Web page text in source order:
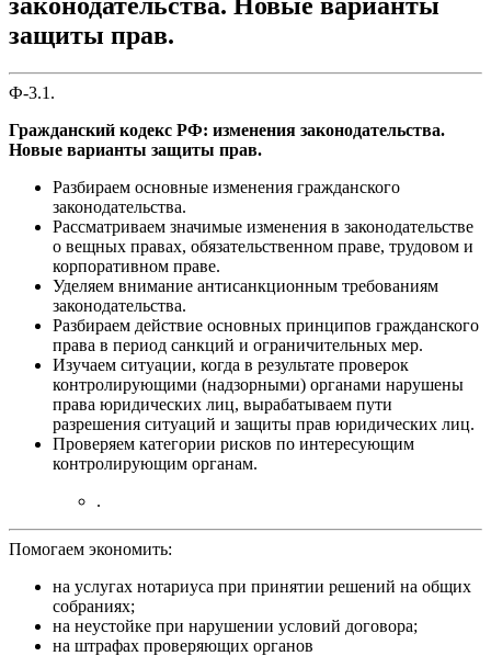
защиты прав.
Ф-3.1.
Гражданский кодекс РФ: изменения законодательства.
Новые варианты защиты прав.
Разбираем основные изменения гражданского
законодательства.
Рассматриваем значимые изменения в законодательстве
о вещных правах, обязательственном праве, трудовом и
корпоративном праве.
Уделяем внимание антисанкционным требованиям
законодательства.
Разбираем действие основных принципов гражданского
права в период санкций и ограничительных мер.
Изучаем ситуации, когда в результате проверок
контролирующими (надзорными) органами нарушены
права юридических лиц, вырабатываем пути
разрешения ситуаций и защиты прав юридических лиц.
Проверяем категории рисков по интересующим
контролирующим органам.
.
Помогаем экономить:
на услугах нотариуса при принятии решений на общих
собраниях;
на неустойке при нарушении условий договора;
на штрафах проверяющих органов